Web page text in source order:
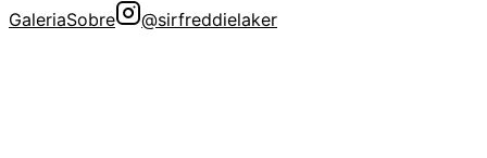
GaleriaSobre @sirfreddielaker